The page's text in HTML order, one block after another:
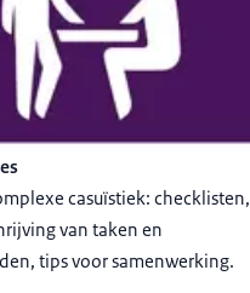
casuïstiek: checklisten,
van taken en
tips voor samenwerking.